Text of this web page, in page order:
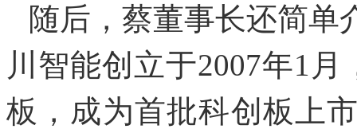
随后，蔡董事长还简单
川智能创立于2007年1
板，成为首批科创板上